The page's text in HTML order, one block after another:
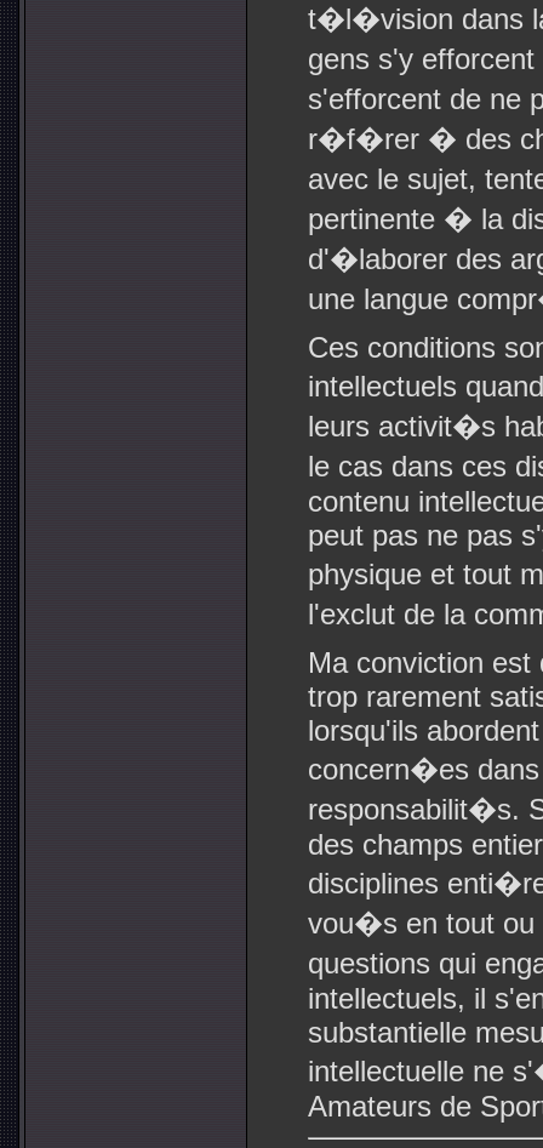
t�l�vision dans
gens s'y
s'efforcent de ne
r�f�rer � des
avec le sujet,
pertinente � la
d'�laborer des
une langue
Ces conditions
intellectuels
leurs activit�s
le cas dans ces
contenu
peut pas ne pas
physique et tout
l'exclut de la
Ma conviction est
trop rarement
lorsqu'ils
concern�es
responsabilit�s.
des champs
disciplines
vou�s en tout ou
questions qui
intellectuels, il
substantielle
intellectuelle ne
Amateurs de